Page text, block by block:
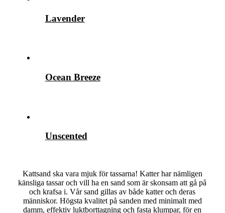
Lavender
Ocean Breeze
Unscented
Kattsand ska vara mjuk för tassarna! Katter har nämligen
känsliga tassar och vill ha en sand som är skonsam att gå på
och krafsa i. Vår sand gillas av både katter och deras
människor. Högsta kvalitet på sanden med minimalt med
damm, effektiv luktborttagning och fasta klumpar, för en